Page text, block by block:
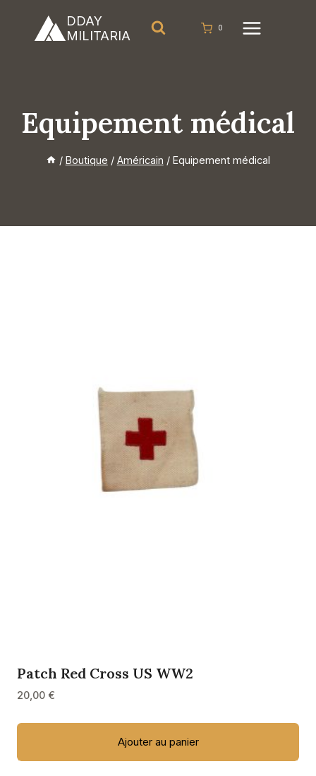
DDAY
MILITARIA
0
Equipement médical
/ Boutique / Américain / Equipement médical
Patch Red Cross US WW2
20,00 €
Ajouter au panier